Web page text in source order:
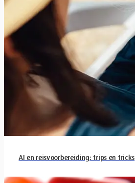
AI en reisvoorbereiding: trips en tricks